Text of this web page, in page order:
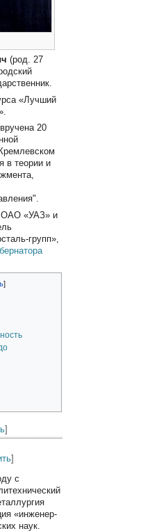
(род. 27
«Лучший
20
в теории и
ОАО «УАЗ» и
групп»,
]
]
с
«инженер-
наук.